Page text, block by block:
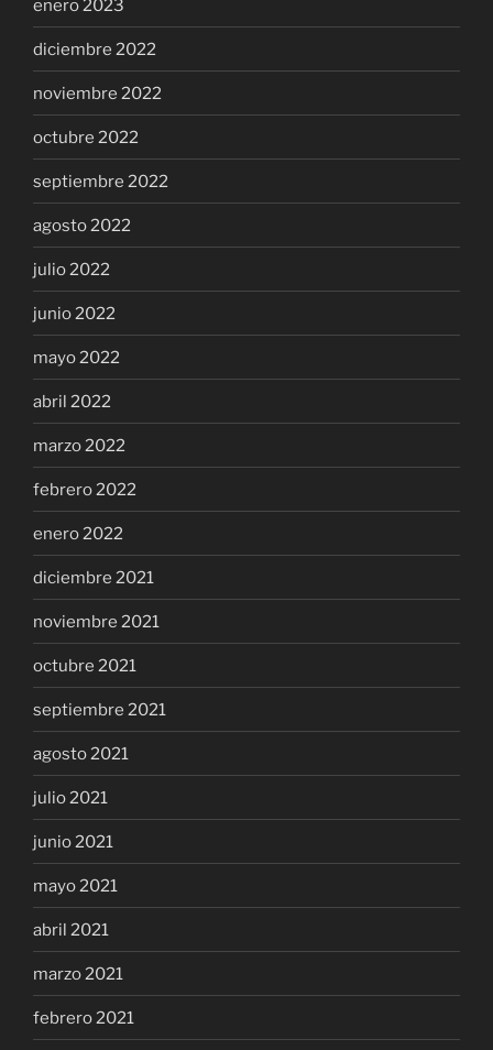
enero 2023
diciembre 2022
noviembre 2022
octubre 2022
septiembre 2022
agosto 2022
julio 2022
junio 2022
mayo 2022
abril 2022
marzo 2022
febrero 2022
enero 2022
diciembre 2021
noviembre 2021
octubre 2021
septiembre 2021
agosto 2021
julio 2021
junio 2021
mayo 2021
abril 2021
marzo 2021
febrero 2021